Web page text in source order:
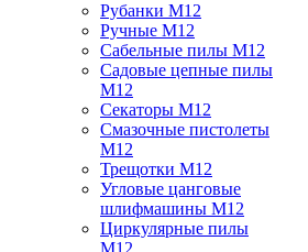
Рубанки M12
Ручные M12
Сабельные пилы M12
Садовые цепные пилы
M12
Секаторы M12
Смазочные пистолеты
M12
Трещотки M12
Угловые цанговые
шлифмашины M12
Циркулярные пилы
M12